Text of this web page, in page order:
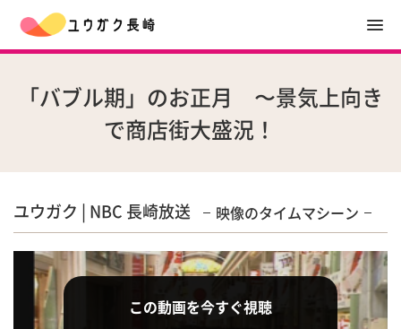
「バブル期」のお正月 〜景気上向き
で商店街大盛況！
ユウガク | NBC 長崎放送 映像のタイムマシーン
この動画を今すぐ視聴